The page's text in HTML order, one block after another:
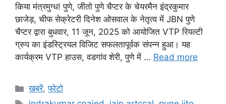
किया मंत्रमुग्ध! पुणे, जीतो पुणे चैप्टर के चेयरमैन इंद्रकुमार
छाजेड़, चीफ सेक्रेटरी दिनेश ओसवाल के नेतृत्व में JBN पुणे
चैप्टर द्वारा बुधवार, 11 जून, 2025 को आयोजित VTP रियल्टी
ग्रुप का इंडस्ट्रियल विजिट सफलतापूर्वक संपन्न हुआ। यह
कार्यक्रम VTP हाउस, वडगांव शेरी, पुणे में … Read more
Categories
खबरें,फोटो
Tags